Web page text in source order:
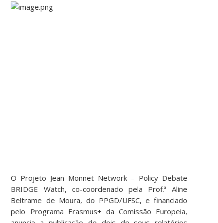
O Projeto Jean Monnet Network – Policy Debate
BRIDGE Watch, co-coordenado pela Prof.ª Aline
Beltrame de Moura, do PPGD/UFSC, e financiado
pelo Programa Erasmus+ da Comissão Europeia,